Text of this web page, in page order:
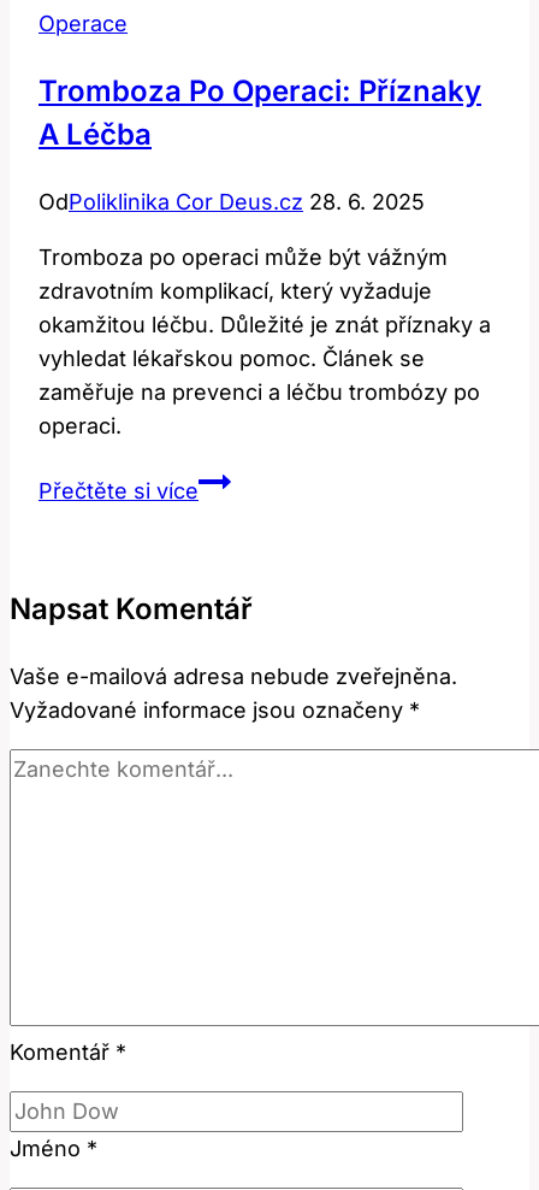
Operace
Tromboza Po Operaci: Příznaky
A Léčba
OdPoliklinika Cor Deus.cz 28. 6. 2025
Tromboza po operaci může být vážným
zdravotním komplikací, který vyžaduje
okamžitou léčbu. Důležité je znát příznaky a
vyhledat lékařskou pomoc. Článek se
zaměřuje na prevenci a léčbu trombózy po
operaci.
Přečtěte si víceTromboza
a
Napsat Komentář
Vaše e-mailová adresa nebude zveřejněna.
Vyžadované informace jsou označeny *
Komentář *
Jméno *